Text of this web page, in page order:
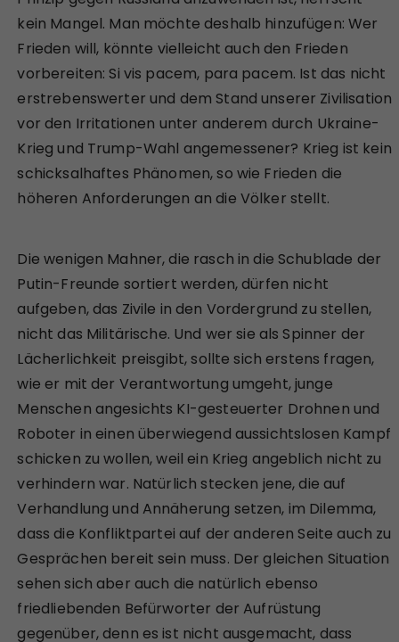
kein Mangel. Man möchte deshalb hinzufügen: Wer
Frieden will, könnte vielleicht auch den Frieden
vorbereiten: Si vis pacem, para pacem. Ist das nicht
erstrebenswerter und dem Stand unserer Zivilisation
vor den Irritationen unter anderem durch Ukraine-
Krieg und Trump-Wahl angemessener? Krieg ist kein
schicksalhaftes Phänomen, so wie Frieden die
höheren Anforderungen an die Völker stellt.
Die wenigen Mahner, die rasch in die Schublade der
Putin-Freunde sortiert werden, dürfen nicht
aufgeben, das Zivile in den Vordergrund zu stellen,
nicht das Militärische. Und wer sie als Spinner der
Lächerlichkeit preisgibt, sollte sich erstens fragen,
wie er mit der Verantwortung umgeht, junge
Menschen angesichts KI-gesteuerter Drohnen und
Roboter in einen überwiegend aussichtslosen Kampf
schicken zu wollen, weil ein Krieg angeblich nicht zu
verhindern war. Natürlich stecken jene, die auf
Verhandlung und Annäherung setzen, im Dilemma,
dass die Konfliktpartei auf der anderen Seite auch zu
Gesprächen bereit sein muss. Der gleichen Situation
sehen sich aber auch die natürlich ebenso
friedliebenden Befürworter der Aufrüstung
gegenüber, denn es ist nicht ausgemacht, dass